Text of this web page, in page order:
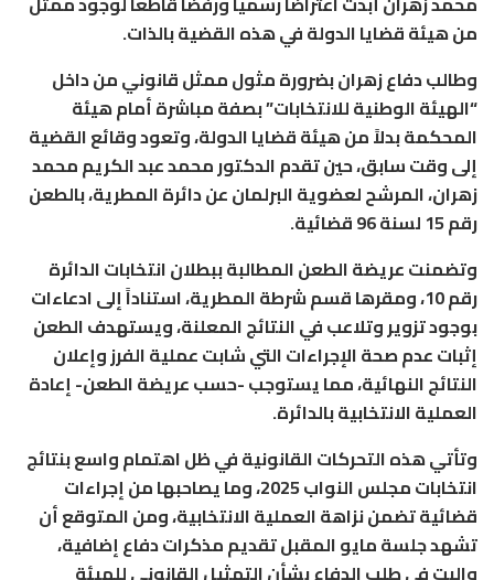
من هيئة قضايا الدولة في هذه القضية بالذات.
وطالب دفاع زهران بضرورة مثول ممثل قانوني من داخل
“الهيئة الوطنية للانتخابات” بصفة مباشرة أمام هيئة
المحكمة بدلاً من هيئة قضايا الدولة، وتعود وقائع القضية
إلى وقت سابق، حين تقدم الدكتور محمد عبد الكريم محمد
زهران، المرشح لعضوية البرلمان عن دائرة المطرية، بالطعن
رقم 15 لسنة 96 قضائية.
وتضمنت عريضة الطعن المطالبة ببطلان انتخابات الدائرة
رقم 10، ومقرها قسم شرطة المطرية، استناداً إلى ادعاءات
بوجود تزوير وتلاعب في النتائج المعلنة، ويستهدف الطعن
إثبات عدم صحة الإجراءات التي شابت عملية الفرز وإعلان
النتائج النهائية، مما يستوجب -حسب عريضة الطعن- إعادة
العملية الانتخابية بالدائرة.
وتأتي هذه التحركات القانونية في ظل اهتمام واسع بنتائج
انتخابات مجلس النواب 2025، وما يصاحبها من إجراءات
قضائية تضمن نزاهة العملية الانتخابية، ومن المتوقع أن
تشهد جلسة مايو المقبل تقديم مذكرات دفاع إضافية،
والبت في طلب الدفاع بشأن التمثيل القانوني للهيئة